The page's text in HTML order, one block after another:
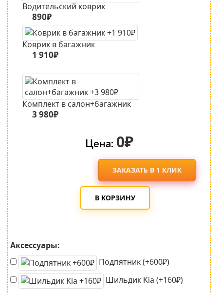
Водительский коврик
890₽
Коврик в багажник
1 910₽
Комплект в салон+багажник
3 980₽
Цена: 0₽
ЗАКАЗАТЬ В 1 КЛИК
В КОРЗИНУ
Аксессуары:
Подпятник (+600₽)
Шильдик Kia (+160₽)